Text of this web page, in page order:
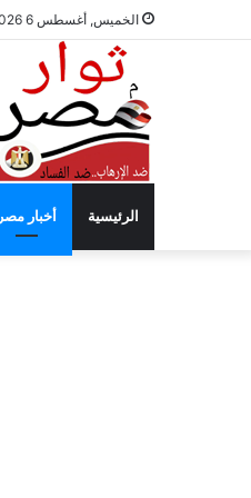
الخميس, أغسطس 6 2026
الرئيسية أخبار مصر